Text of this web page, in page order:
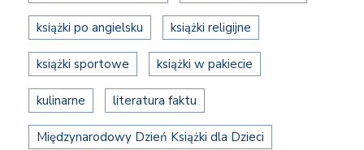
książki po angielsku książki religijne
książki sportowe książki w pakiecie
kulinarne literatura faktu
Międzynarodowy Dzień Książki dla Dzieci